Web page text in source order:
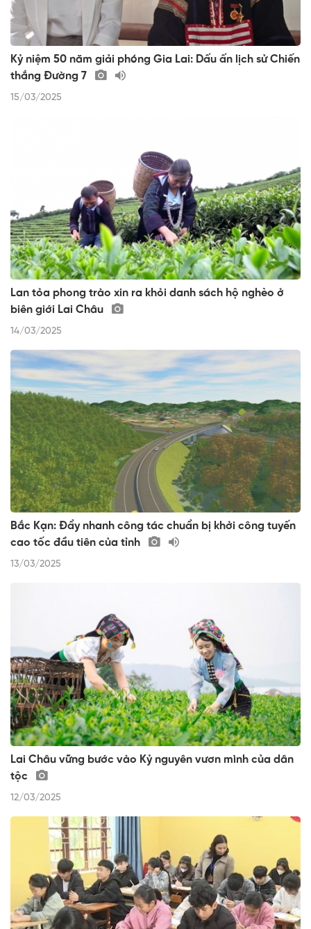
Kỷ niệm 50 năm giải phóng Gia Lai: Dấu ấn lịch sử Chiến
thắng Đường 7
15/03/2025
Lan tỏa phong trào xin ra khỏi danh sách hộ nghèo ở
biên giới Lai Châu
14/03/2025
Bắc Kạn: Đẩy nhanh công tác chuẩn bị khởi công tuyến
cao tốc đầu tiên của tỉnh
13/03/2025
Lai Châu vững bước vào Kỷ nguyên vươn mình của dân
tộc
12/03/2025